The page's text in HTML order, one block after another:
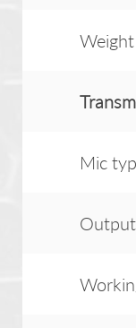
Weight
Mic